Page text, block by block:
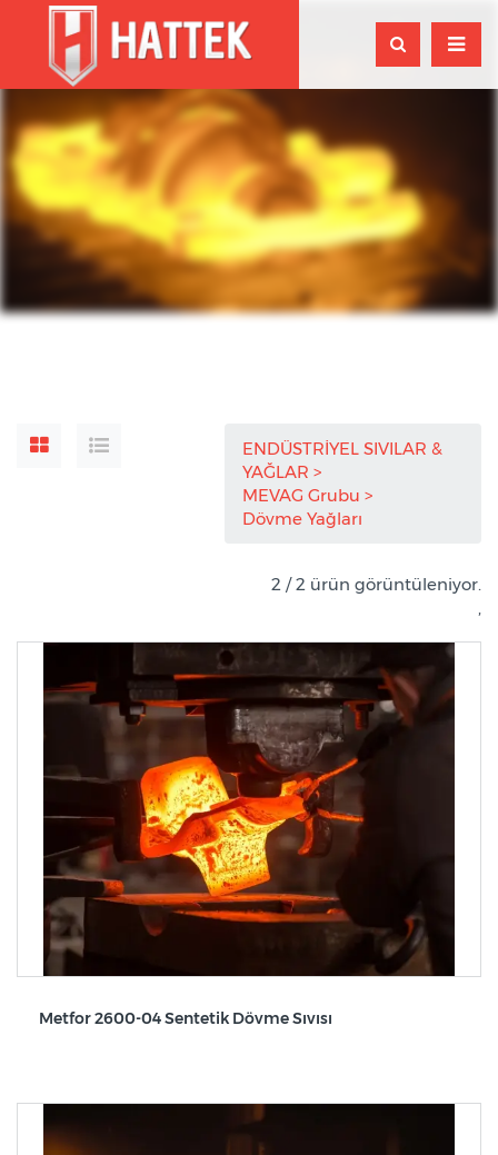
ENDÜSTRİYEL SIVILAR &
YAĞLAR
MEVAG Grubu
Dövme Yağları
2 / 2 ürün görüntüleniyor.
,
Metfor 2600-04 Sentetik Dövme Sıvısı